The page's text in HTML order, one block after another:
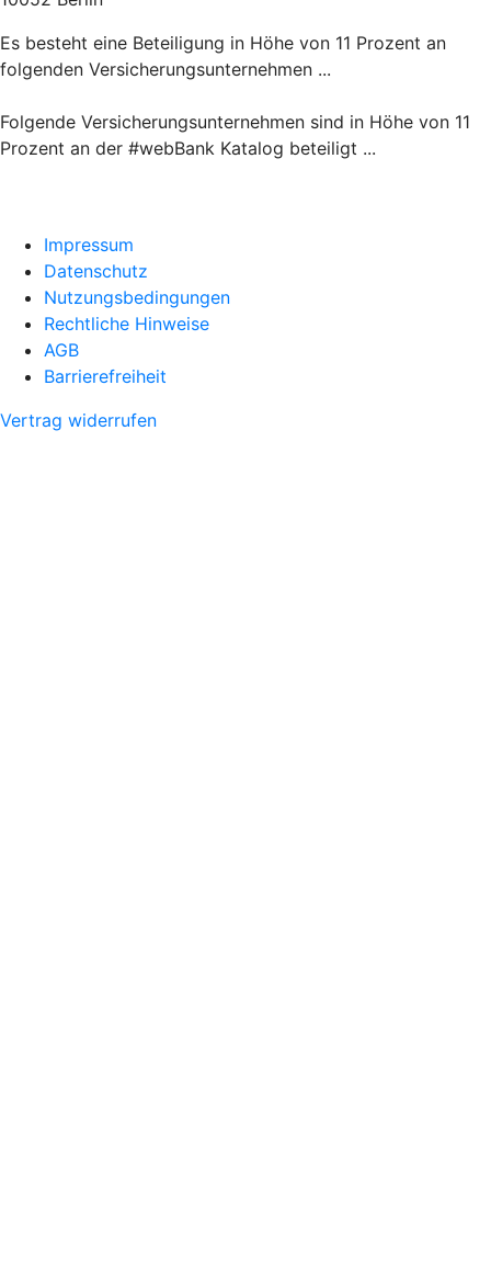
Es besteht eine Beteiligung in Höhe von 11 Prozent an
folgenden Versicherungsunternehmen ...
Folgende Versicherungsunternehmen sind in Höhe von 11
Prozent an der #webBank Katalog beteiligt ...
Impressum
Datenschutz
Nutzungsbedingungen
Rechtliche Hinweise
AGB
Barrierefreiheit
Vertrag widerrufen